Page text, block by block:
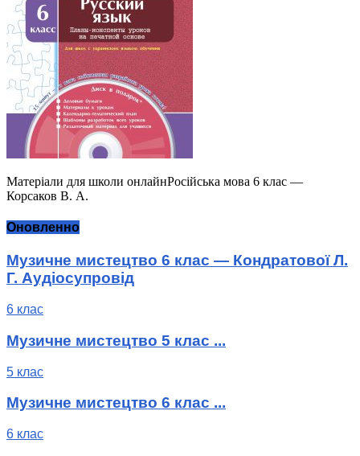
Матеріали для школи онлайнРосійська мова 6 клас —
Корсаков В. А.
Оновленно
Музичне мистецтво 6 клас — Кондратової Л.
Г. Аудіосупровід
6 клас
Музичне мистецтво 5 клас ...
5 клас
Музичне мистецтво 6 клас ...
6 клас